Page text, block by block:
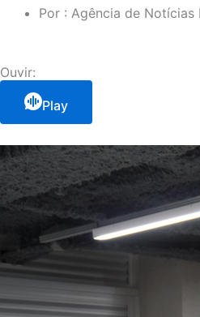
Por : Agência de Notícias
Ouvir:
Play